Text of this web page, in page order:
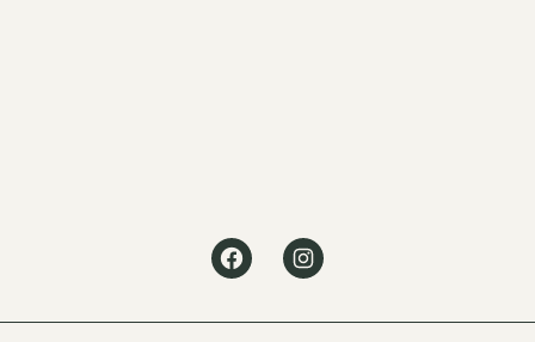
FacebookInstagram